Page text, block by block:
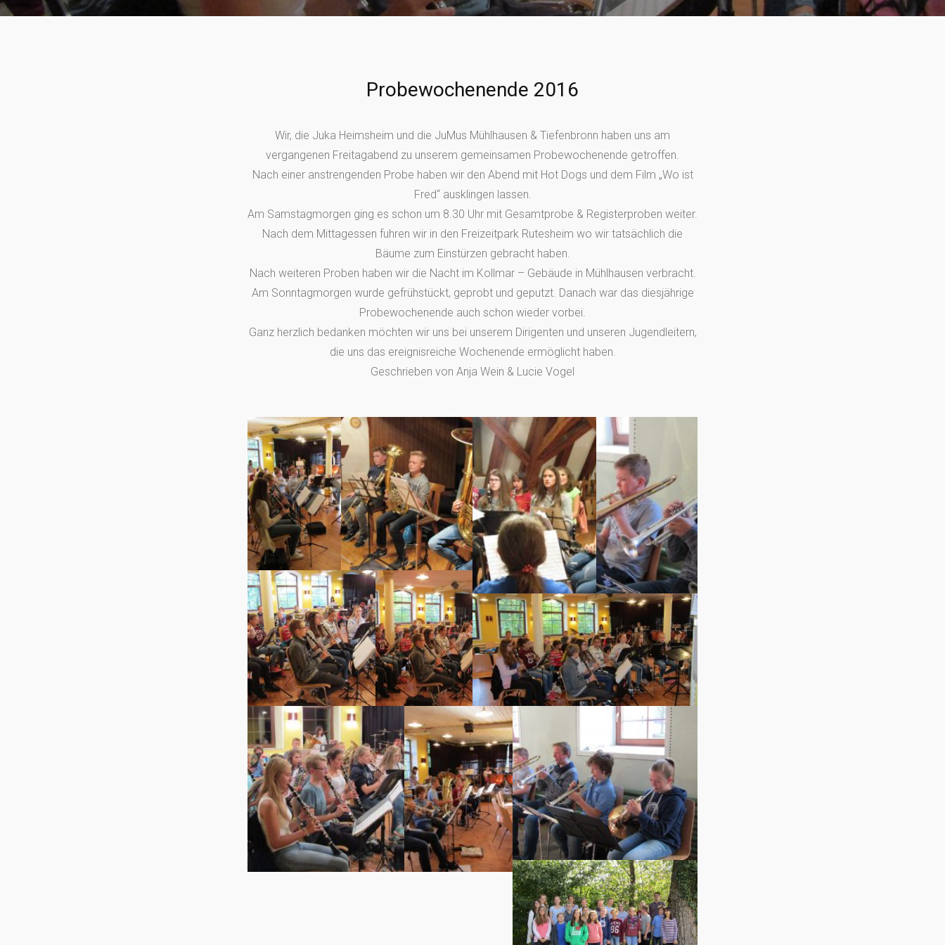
Probewochenende 2016
Wir, die Juka Heimsheim und die JuMus Mühlhausen & Tiefenbronn haben uns am
vergangenen Freitagabend zu unserem gemeinsamen Probewochenende getroffen.
Nach einer anstrengenden Probe haben wir den Abend mit Hot Dogs und dem Film „Wo ist
Fred“ ausklingen lassen.
Am Samstagmorgen ging es schon um 8.30 Uhr mit Gesamtprobe & Registerproben weiter.
Nach dem Mittagessen fuhren wir in den Freizeitpark Rutesheim wo wir tatsächlich die
Bäume zum Einstürzen gebracht haben.
Nach weiteren Proben haben wir die Nacht im Kollmar – Gebäude in Mühlhausen verbracht.
Am Sonntagmorgen wurde gefrühstückt, geprobt und geputzt. Danach war das diesjährige
Probewochenende auch schon wieder vorbei.
Ganz herzlich bedanken möchten wir uns bei unserem Dirigenten und unseren Jugendleitern,
die uns das ereignisreiche Wochenende ermöglicht haben.
Geschrieben von Anja Wein & Lucie Vogel